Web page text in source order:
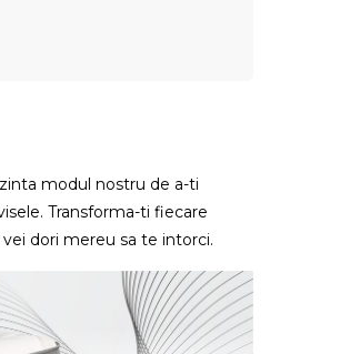
modul nostru de a-ti
Transforma-ti fiecare
dori mereu sa te intorci.